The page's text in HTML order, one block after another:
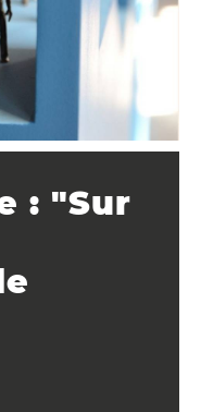
: "Sur